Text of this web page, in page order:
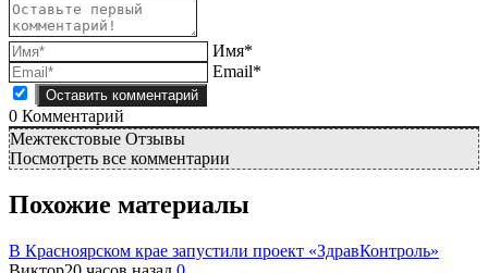
Имя*
Email*
0 Комментарий
Межтекстовые Отзывы
Посмотреть все комментарии
Похожие материалы
В Красноярском крае запустили проект «ЗдравКонтроль»